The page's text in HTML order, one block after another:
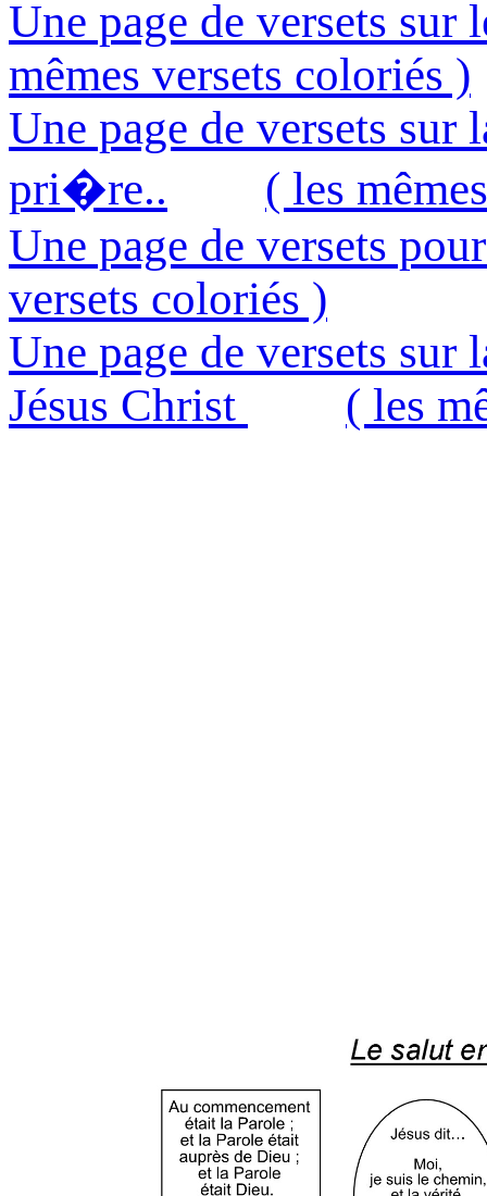
Une page de versets sur
mêmes versets coloriés )
Une page de versets sur
pri�re..
( les
Une page de versets
versets coloriés )
Une page de versets sur
Jésus Christ
( les